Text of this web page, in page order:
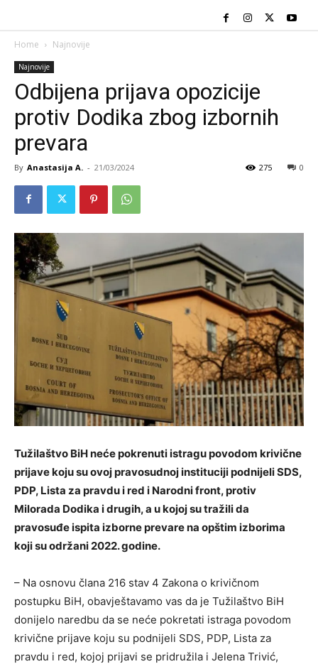
Home Najnovije
Najnovije
Odbijena prijava opozicije
protiv Dodika zbog izbornih
prevara
By Anastasija A. - 21/03/2024 0
275
Tužilaštvo BiH neće pokrenuti istragu povodom krivične
prijave koju su ovoj pravosudnoj instituciji podnijeli SDS,
PDP, Lista za pravdu i red i Narodni front, protiv
Milorada Dodika i drugih, a u kojoj su tražili da
pravosuđe ispita izborne prevare na opštim izborima
koji su održani 2022. godine.
– Na osnovu člana 216 stav 4 Zakona o krivičnom
postupku BiH, obavještavamo vas da je Tužilaštvo BiH
donijelo naredbu da se neće pokretati istraga povodom
krivične prijave koju su podnijeli SDS, PDP, Lista za
pravdu i red, kojoj prijavi se pridružila i Jelena Trivić,